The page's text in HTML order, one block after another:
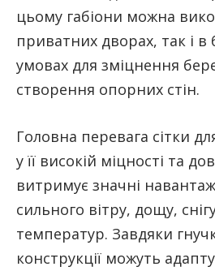
цьому габіони можна
приватних дворах, так і в
умовах для зміцнення
створення опорних стін.
Головна перевага сітки
у її високій міцності та
витримує значні
сильного вітру, дощу,
температур. Завдяки
конструкції можуть